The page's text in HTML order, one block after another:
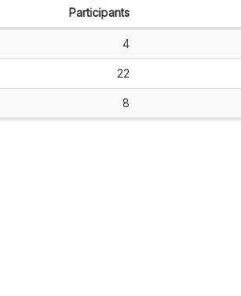
Participants
4
22
8